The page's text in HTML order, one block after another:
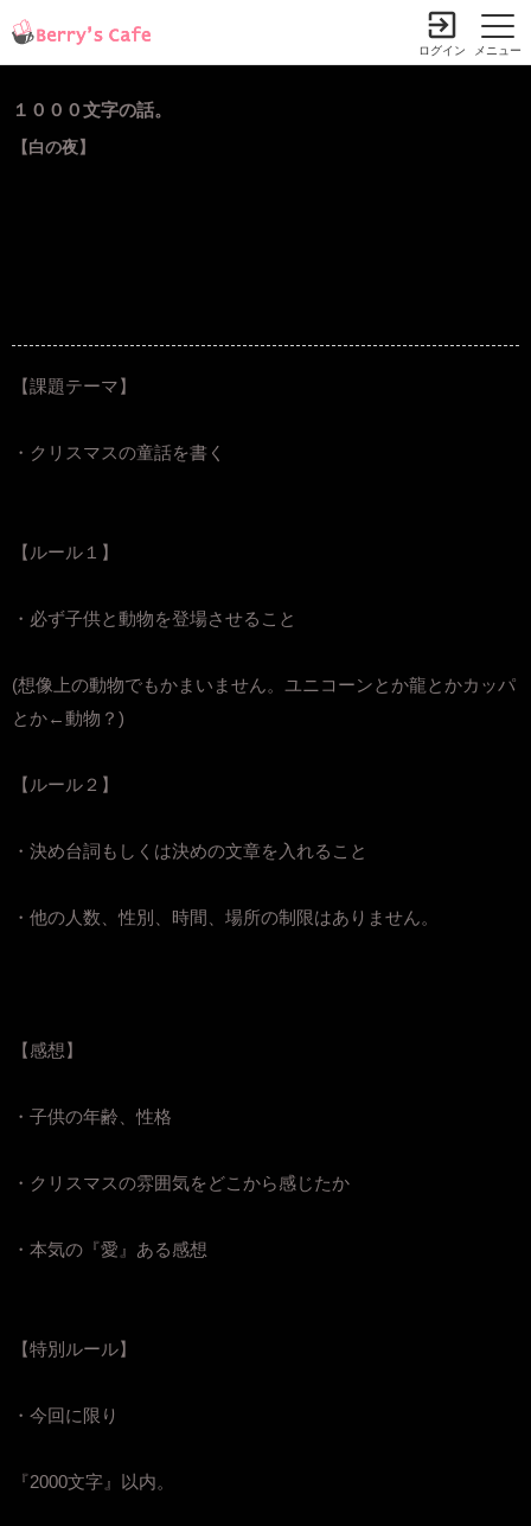
メニュー
ログイン
１０００文字の話。
【白の夜】
【課題テーマ】
・クリスマスの童話を書く
【ルール１】
・必ず子供と動物を登場させること
(想像上の動物でもかまいません。ユニコーンとか龍とかカッパ
とか←動物？)
【ルール２】
・決め台詞もしくは決めの文章を入れること
・他の人数、性別、時間、場所の制限はありません。
【感想】
・子供の年齢、性格
・クリスマスの雰囲気をどこから感じたか
・本気の『愛』ある感想
【特別ルール】
・今回に限り
『2000文字』以内。